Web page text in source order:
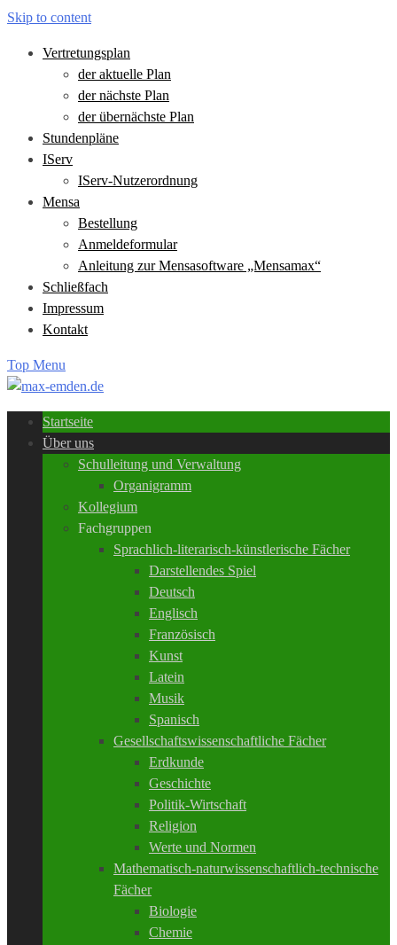
Skip to content
Vertretungsplan
der aktuelle Plan
der nächste Plan
der übernächste Plan
Stundenpläne
IServ
IServ-Nutzerordnung
Mensa
Bestellung
Anmeldeformular
Anleitung zur Mensasoftware „Mensamax“
Schließfach
Impressum
Kontakt
Top Menu
Startseite
Über uns
Schulleitung und Verwaltung
Organigramm
Kollegium
Fachgruppen
Sprachlich-literarisch-künstlerische Fächer
Darstellendes Spiel
Deutsch
Englisch
Französisch
Kunst
Latein
Musik
Spanisch
Gesellschaftswissenschaftliche Fächer
Erdkunde
Geschichte
Politik-Wirtschaft
Religion
Werte und Normen
Mathematisch-naturwissenschaftlich-technische
Fächer
Biologie
Chemie